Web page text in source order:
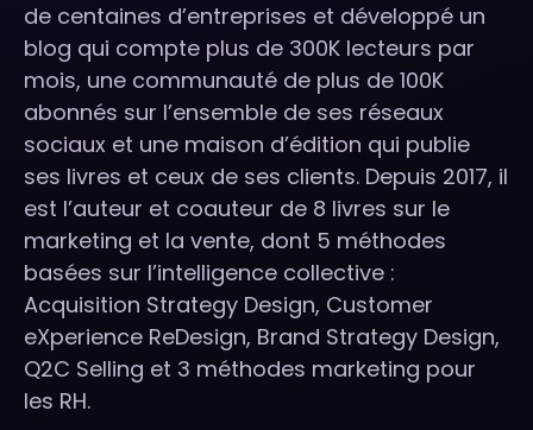
de centaines d’entreprises et développé un
blog qui compte plus de 300K lecteurs par
mois, une communauté de plus de 100K
abonnés sur l’ensemble de ses réseaux
sociaux et une maison d’édition qui publie
ses livres et ceux de ses clients. Depuis 2017, il
est l’auteur et coauteur de 8 livres sur le
marketing et la vente, dont 5 méthodes
basées sur l’intelligence collective :
Acquisition Strategy Design, Customer
eXperience ReDesign, Brand Strategy Design,
Q2C Selling et 3 méthodes marketing pour
les RH.